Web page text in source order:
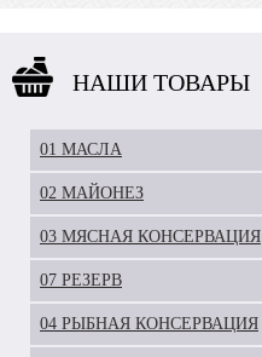
НАШИ ТОВАРЫ
01 МАСЛА
02 МАЙОНЕЗ
03 МЯСНАЯ КОНСЕРВАЦИЯ
07 РЕЗЕРВ
04 РЫБНАЯ КОНСЕРВАЦИЯ